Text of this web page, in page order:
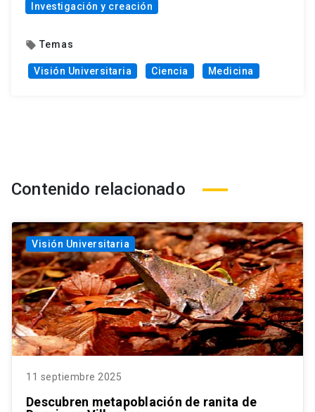
Investigación y creación
local_offer Temas
Visión Universitaria Ciencia Medicina
Contenido relacionado
Visión Universitaria
11 septiembre 2025
Descubren metapoblación de ranita de